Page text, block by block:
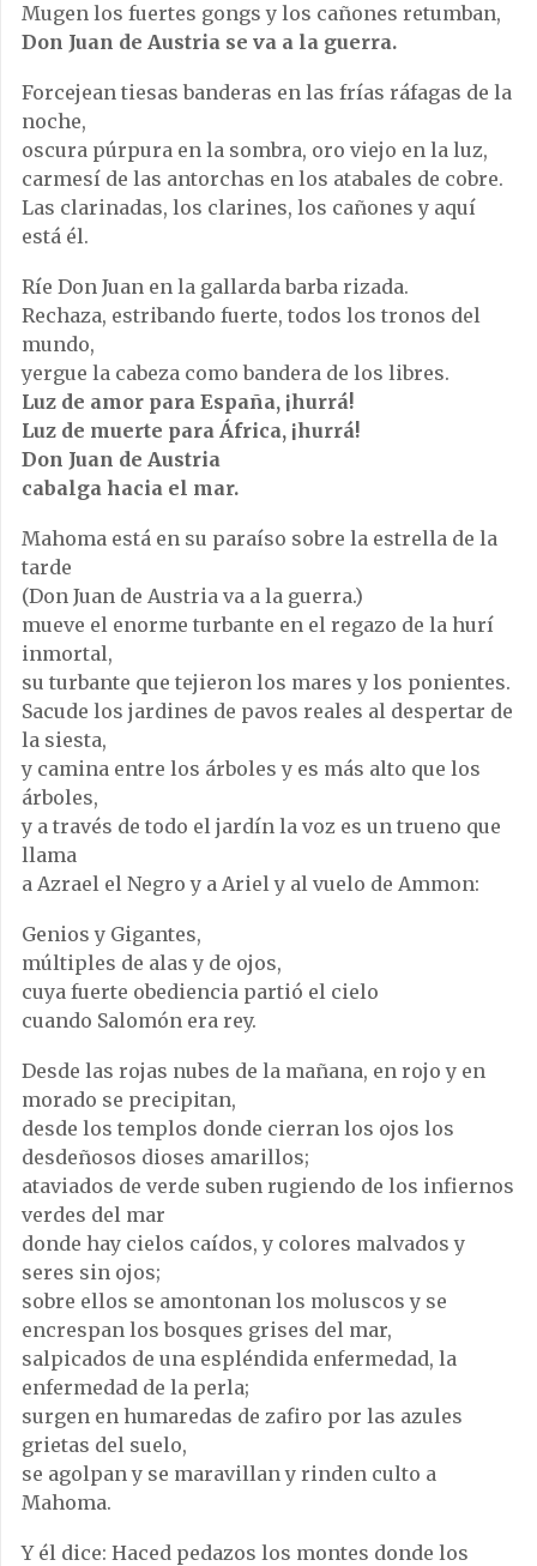
Mugen los fuertes gongs y los cañones retumban,
Don Juan de Austria se va a la guerra.
Forcejean tiesas banderas en las frías ráfagas de la
noche,
oscura púrpura en la sombra, oro viejo en la luz,
carmesí de las antorchas en los atabales de cobre.
Las clarinadas, los clarines, los cañones y aquí
está él.
Ríe Don Juan en la gallarda barba rizada.
Rechaza, estribando fuerte, todos los tronos del
mundo,
yergue la cabeza como bandera de los libres.
Luz de amor para España, ¡hurrá!
Luz de muerte para África, ¡hurrá!
Don Juan de Austria
cabalga hacia el mar.
Mahoma está en su paraíso sobre la estrella de la
tarde
(Don Juan de Austria va a la guerra.)
mueve el enorme turbante en el regazo de la hurí
inmortal,
su turbante que tejieron los mares y los ponientes.
Sacude los jardines de pavos reales al despertar de
la siesta,
y camina entre los árboles y es más alto que los
árboles,
y a través de todo el jardín la voz es un trueno que
llama
a Azrael el Negro y a Ariel y al vuelo de Ammon:
Genios y Gigantes,
múltiples de alas y de ojos,
cuya fuerte obediencia partió el cielo
cuando Salomón era rey.
Desde las rojas nubes de la mañana, en rojo y en
morado se precipitan,
desde los templos donde cierran los ojos los
desdeñosos dioses amarillos;
ataviados de verde suben rugiendo de los infiernos
verdes del mar
donde hay cielos caídos, y colores malvados y
seres sin ojos;
sobre ellos se amontonan los moluscos y se
encrespan los bosques grises del mar,
salpicados de una espléndida enfermedad, la
enfermedad de la perla;
surgen en humaredas de zafiro por las azules
grietas del suelo,
se agolpan y se maravillan y rinden culto a
Mahoma.
Y él dice: Haced pedazos los montes donde los